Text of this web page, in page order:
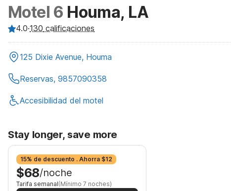
Motel 6 Houma, LA
4.0·130 calificaciones
125 Dixie Avenue, Houma
Reservas, 9857090358
Accesibilidad del motel
Stay longer, save more
15% de descuento . Ahorra $12
$68/noche
Tarifa semanal(Mínimo 7 noches)